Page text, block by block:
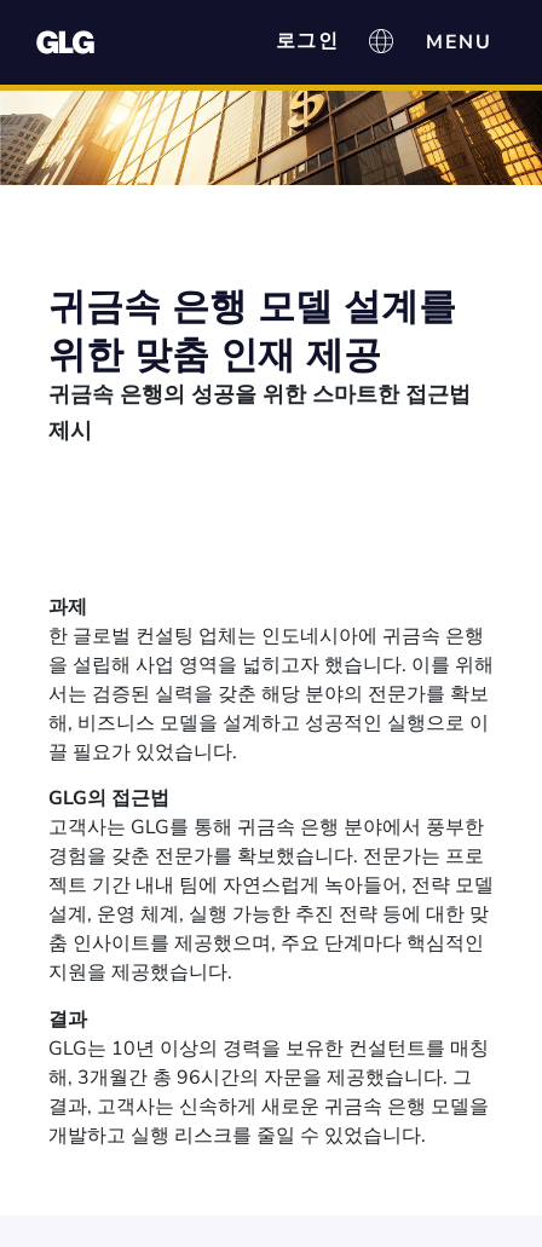
로그인
귀금속 은행 모델 설계를
위한 맞춤 인재 제공
귀금속 은행의 성공을 위한 스마트한 접근법
제시
과제
한 글로벌 컨설팅 업체는 인도네시아에 귀금속 은행
을 설립해 사업 영역을 넓히고자 했습니다. 이를 위해
서는 검증된 실력을 갖춘 해당 분야의 전문가를 확보
해, 비즈니스 모델을 설계하고 성공적인 실행으로 이
끌 필요가 있었습니다.
GLG의 접근법
고객사는 GLG를 통해 귀금속 은행 분야에서 풍부한
경험을 갖춘 전문가를 확보했습니다. 전문가는 프로
젝트 기간 내내 팀에 자연스럽게 녹아들어, 전략 모델
설계, 운영 체계, 실행 가능한 추진 전략 등에 대한 맞
춤 인사이트를 제공했으며, 주요 단계마다 핵심적인
지원을 제공했습니다.
결과
GLG는 10년 이상의 경력을 보유한 컨설턴트를 매칭
해, 3개월간 총 96시간의 자문을 제공했습니다. 그
결과, 고객사는 신속하게 새로운 귀금속 은행 모델을
개발하고 실행 리스크를 줄일 수 있었습니다.